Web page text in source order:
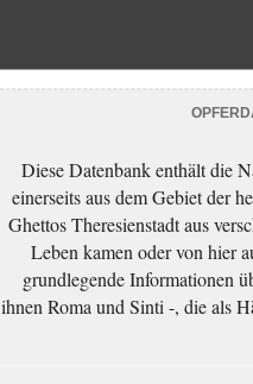
Diese Datenbank enthält die
einerseits aus dem Gebiet der
Ghettos Theresienstadt aus
Leben kamen oder von hier
grundlegende Informationen
ihnen Roma und Sinti -, die als